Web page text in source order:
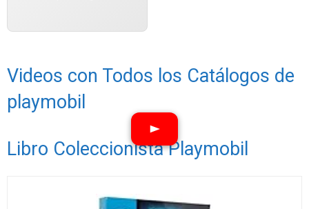
Videos con Todos los Catálogos de
playmobil
Libro Coleccionista Playmobil